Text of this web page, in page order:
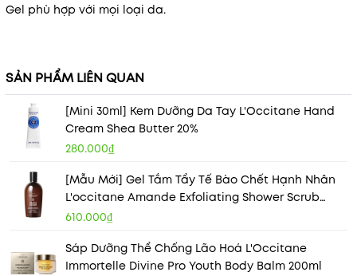
Gel phù hợp với mọi loại da.
SẢN PHẨM LIÊN QUAN
[Mini 30ml] Kem Dưỡng Da Tay L'Occitane Hand
Cream Shea Butter 20%
280.000₫
[Mẫu Mới] Gel Tắm Tẩy Tế Bào Chết Hạnh Nhân
L'occitane Amande Exfoliating Shower Scrub
250ml
610.000₫
Sáp Dưỡng Thể Chống Lão Hoá L'Occitane
Immortelle Divine Pro Youth Body Balm 200ml